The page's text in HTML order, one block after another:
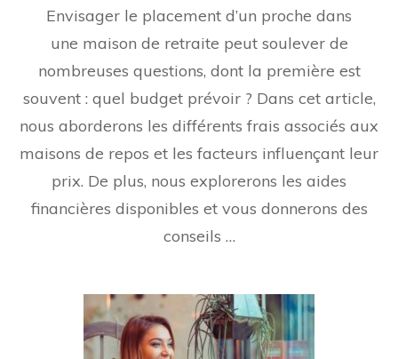
Envisager le placement d’un proche dans
une maison de retraite peut soulever de
nombreuses questions, dont la première est
souvent : quel budget prévoir ? Dans cet article,
nous aborderons les différents frais associés aux
maisons de repos et les facteurs influençant leur
prix. De plus, nous explorerons les aides
financières disponibles et vous donnerons des
conseils …